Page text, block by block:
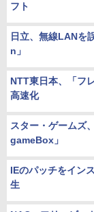
フト
日立、無線LANを
n」
NTT東日本、「フ
高速化
スター・ゲームズ
gameBox」
IEのパッチをイン
生